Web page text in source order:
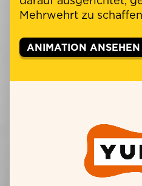
Mehrwehrt zu
ANIMATION ANSEHEN